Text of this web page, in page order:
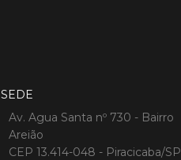
SEDE
Av. Agua Santa nº 730 - Bairro
Areião
CEP 13.414-048 - Piracicaba/SP